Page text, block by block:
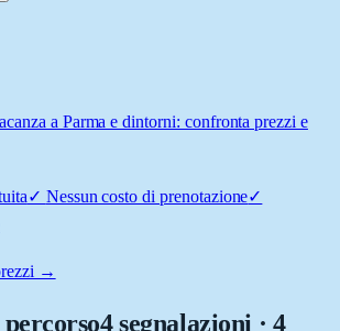
a Parma e dintorni: confronta prezzi e
✓ Nessun costo di prenotazione✓
→
percorso4 segnalazioni · 4